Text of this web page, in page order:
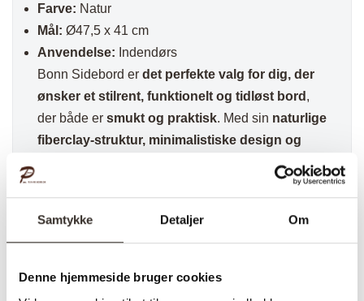
Samtykke Detaljer Om
Denne hjemmeside bruger cookies
Farve: Natur
Mål: Ø47,5 x 41 cm
Anvendelse: Indendørs
Bonn Sidebord er det perfekte valg for dig, der
ønsker et stilrent, funktionelt og tidløst bord ,
der både er smukt og praktisk. Med sin naturlige
fiberclay-struktur, minimalistiske design og
er dette bord
en
. Perfekt til
dekorativt element, der løfter din indretning til
✅ Hurtig fragt